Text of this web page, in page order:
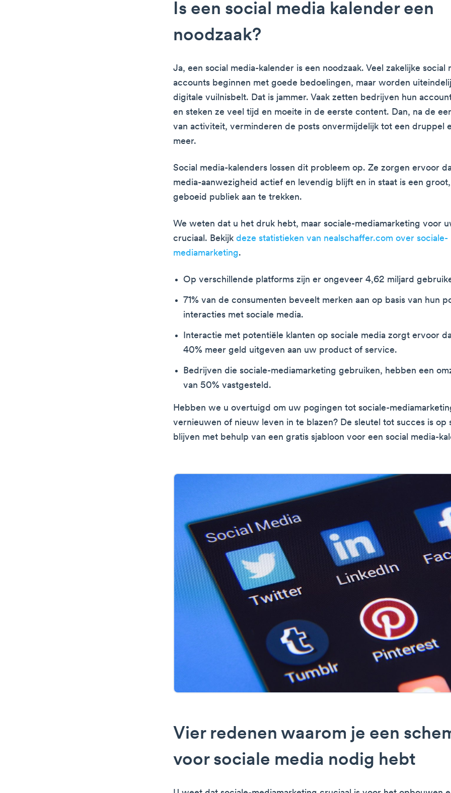
Is een social media kalender een
noodzaak?
Ja, een social media-kalender is een noodzaak. Veel zakelijke social
accounts beginnen met goede bedoelingen, maar worden
digitale vuilnisbelt. Dat is jammer. Vaak zetten bedrijven hun
en steken ze veel tijd en moeite in de eerste content. Dan, na de
van activiteit, verminderen de posts onvermijdelijk tot een druppel
meer.
Social media-kalenders lossen dit probleem op. Ze zorgen ervoor
media-aanwezigheid actief en levendig blijft en in staat is een
geboeid publiek aan te trekken.
We weten dat u het druk hebt, maar sociale-mediamarketing voor
cruciaal. Bekijk deze statistieken van nealschaffer.com over sociale-
mediamarketing.
Op verschillende platforms zijn er ongeveer 4,62 miljard
71% van de consumenten beveelt merken aan op basis van hun
interacties met sociale media.
Interactie met potentiële klanten op sociale media zorgt ervoor
40% meer geld uitgeven aan uw product of service.
Bedrijven die sociale-mediamarketing gebruiken, hebben een
van 50% vastgesteld.
Hebben we u overtuigd om uw pogingen tot sociale-
vernieuwen of nieuw leven in te blazen? De sleutel tot succes is op
blijven met behulp van een gratis sjabloon voor een social media-
Vier redenen waarom je een
voor sociale media nodig hebt